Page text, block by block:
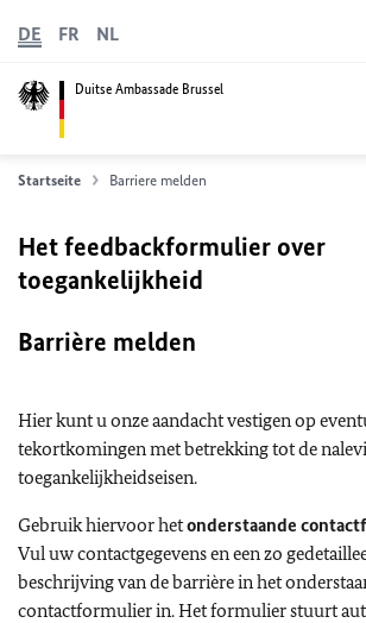
Duitse Ambassade Brussel
DE FR NL
Startseite Barriere melden
Het feedbackformulier over
toegankelijkheid
Barrière melden
Hier kunt u onze aandacht vestigen op
tekortkomingen met betrekking tot de
toegankelijkheidseisen.
Gebruik hiervoor hetonderstaande
Vul uw contactgegevens en een zo
beschrijving van de barrière in het
contactformulier in. Het formulier stuurt